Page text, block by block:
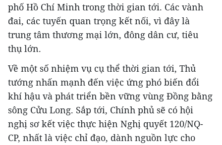
phố Hồ Chí Minh trong thời gian tới. Các vành
đai, các tuyến quan trọng kết nối, vì đây là
trung tâm thương mại lớn, đông dân cư, tiêu
thụ lớn.
Về một số nhiệm vụ cụ thể thời gian tới, Thủ
tướng nhấn mạnh đến việc ứng phó biến đổi
khí hậu và phát triển bền vững vùng Đồng bằng
sông Cửu Long. Sắp tới, Chính phủ sẽ có hội
nghị sơ kết việc thực hiện Nghị quyết 120/NQ-
CP, nhất là việc chỉ đạo, dành nguồn lực cho